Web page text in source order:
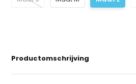
Productomschrijving